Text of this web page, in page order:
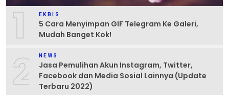
1 EKBIS
5 Cara Menyimpan GIF Telegram Ke Galeri,
Mudah Banget Kok!
2 NEWS
Jasa Pemulihan Akun Instagram, Twitter,
Facebook dan Media Sosial Lainnya (Update
Terbaru 2022)